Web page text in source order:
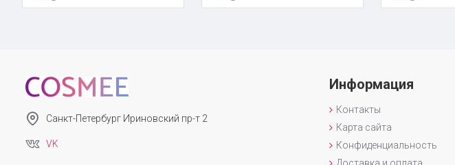
Санкт-Петербург Ириновский пр-т 2
VK
Информация
Контакты
Карта сайта
Конфиденциальность